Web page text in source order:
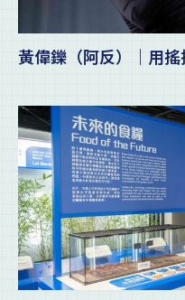
黃偉鑠（阿反）｜用